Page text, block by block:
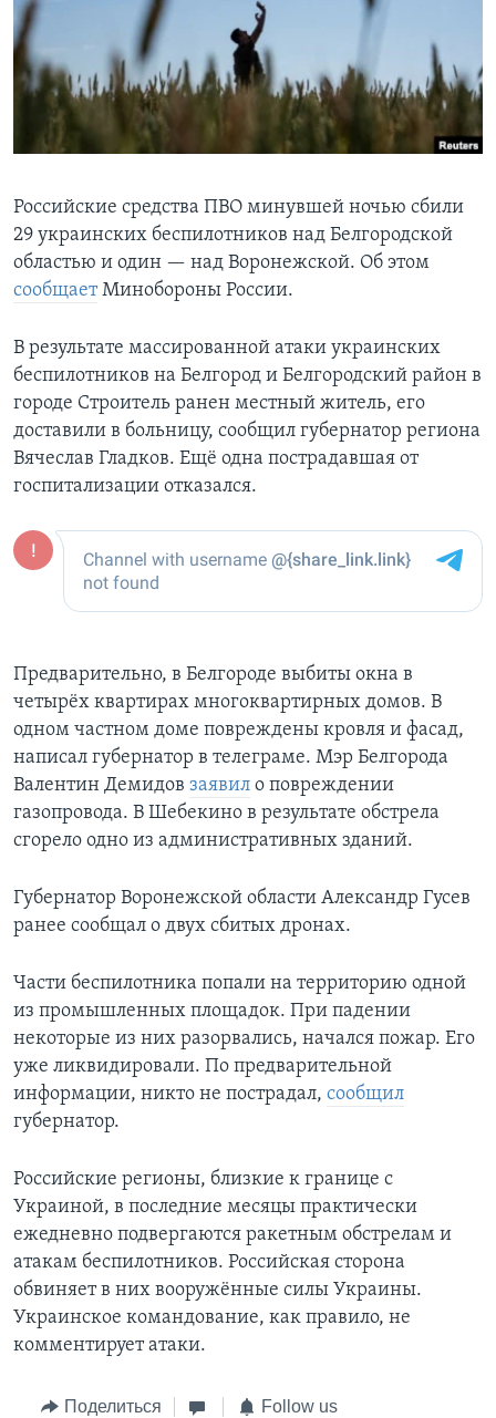
Learning English
СОЦИАЛЬНЫЕ СЕТИ
Языки
Российские средства ПВО минувшей ночью сбили
29 украинских беспилотников над Белгородской
областью и один — над Воронежской. Об этом
сообщаетМинобороны России.
В результате массированной атаки украинских
беспилотников на Белгород и Белгородский район в
городе Строитель ранен местный житель, его
доставили в больницу, сообщил губернатор региона
Вячеслав Гладков. Ещё одна пострадавшая от
госпитализации отказался.
Предварительно, в Белгороде выбиты окна в
четырёх квартирах многоквартирных домов. В
одном частном доме повреждены кровля и фасад,
написал губернатор в телеграме. Мэр Белгорода
Валентин Демидов заявил о повреждении
газопровода. В Шебекино в результате обстрела
сгорело одно из административных зданий.
Губернатор Воронежской области Александр Гусев
ранее сообщал о двух сбитых дронах.
Части беспилотника попали на территорию одной
из промышленных площадок. При падении
некоторые из них разорвались, начался пожар. Его
уже ликвидировали. По предварительной
информации, никто не пострадал, сообщил
губернатор.
Российские регионы, близкие к границе с
Украиной, в последние месяцы практически
ежедневно подвергаются ракетным обстрелам и
атакам беспилотников. Российская сторона
обвиняет в них вооружённые силы Украины.
Украинское командование, как правило, не
комментирует атаки.
Поделиться Follow us